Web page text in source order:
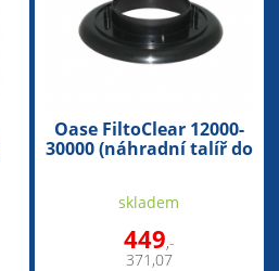
Oase FiltoClear 12000-
30000 (náhradní talíř do
skladem
449,-
371,07